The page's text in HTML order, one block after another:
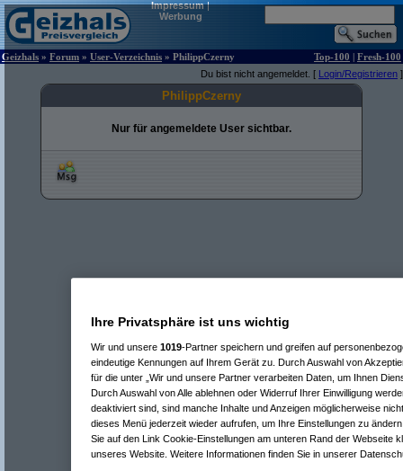
Impressum|
Werbung
Geizhals » Forum » User-Verzeichnis » PhilippCzerny Top-100 | Fresh-100
Du bist nicht angemeldet. [ Login/Registrieren ]
PhilippCzerny
Nur für angemeldete User sichtbar.
Ihre Privatsphäre ist uns wichtig
Wir und unsere 1019-Partner speichern und greifen auf
eindeutige Kennungen auf Ihrem Gerät zu. Durch Auswahl von
für die unter „Wir und unsere Partner verarbeiten Daten, um Ihnen
Durch Auswahl von Alle ablehnen oder Widerruf Ihrer Einwilligung
deaktiviert sind, sind manche Inhalte und Anzeigen möglicherweise
dieses Menü jederzeit wieder aufrufen, um Ihre Einstellungen zu
Sie auf den Link Cookie-Einstellungen am unteren Rand der Webseite
unseres Website. Weitere Informationen finden Sie in unserer